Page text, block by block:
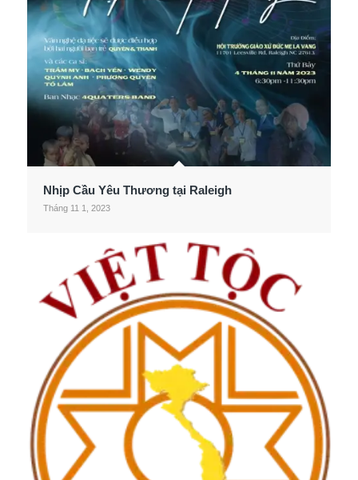
Nhịp Cầu Yêu Thương tại Raleigh
Tháng 11 1, 2023